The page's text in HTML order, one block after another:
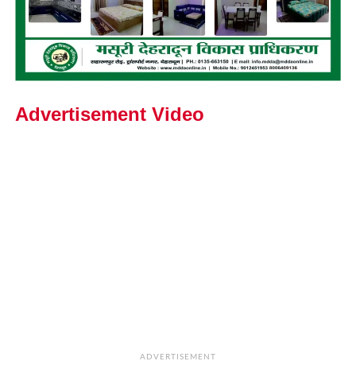
Advertisement Video
ADVERTISEMENT